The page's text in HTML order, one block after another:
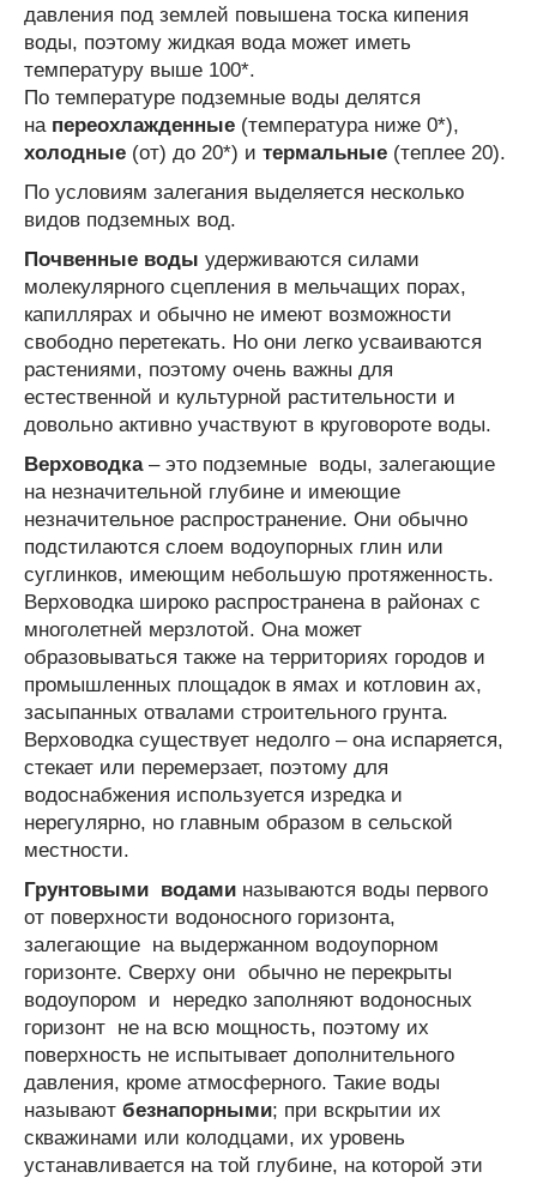
давления под землей повышена тоска кипения
воды, поэтому жидкая вода может иметь
температуру выше 100*.
По температуре подземные воды делятся
на переохлажденные (температура ниже 0*),
холодные (от) до 20*) и термальные (теплее 20).
По условиям залегания выделяется несколько
видов подземных вод.
Почвенные воды удерживаются силами
молекулярного сцепления в мельчащих порах,
капиллярах и обычно не имеют возможности
свободно перетекать. Но они легко усваиваются
растениями, поэтому очень важны для
естественной и культурной растительности и
довольно активно участвуют в круговороте воды.
Верховодка– это подземные воды, залегающие
на незначительной глубине и имеющие
незначительное распространение. Они обычно
подстилаются слоем водоупорных глин или
суглинков, имеющим небольшую протяженность.
Верховодка широко распространена в районах с
многолетней мерзлотой. Она может
образовываться также на территориях городов и
промышленных площадок в ямах и котловин ах,
засыпанных отвалами строительного грунта.
Верховодка существует недолго – она испаряется,
стекает или перемерзает, поэтому для
водоснабжения используется изредка и
нерегулярно, но главным образом в сельской
местности.
Грунтовыми водами называются воды первого
от поверхности водоносного горизонта,
залегающие на выдержанном водоупорном
горизонте. Сверху они обычно не перекрыты
водоупором и нередко заполняют водоносных
горизонт не на всю мощность, поэтому их
поверхность не испытывает дополнительного
давления, кроме атмосферного. Такие воды
называют безнапорными; при вскрытии их
скважинами или колодцами, их уровень
устанавливается на той глубине, на которой эти